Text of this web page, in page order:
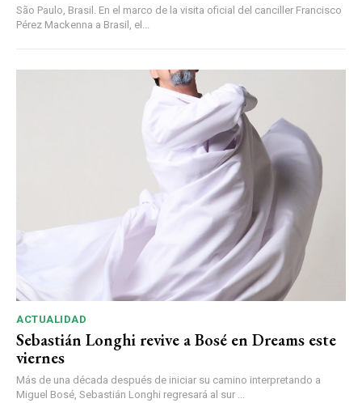
São Paulo, Brasil. En el marco de la visita oficial del canciller Francisco
Pérez Mackenna a Brasil, el...
ACTUALIDAD
Sebastián Longhi revive a Bosé en Dreams este
viernes
Más de una década después de iniciar su camino interpretando a
Miguel Bosé, Sebastián Longhi regresará al sur ...